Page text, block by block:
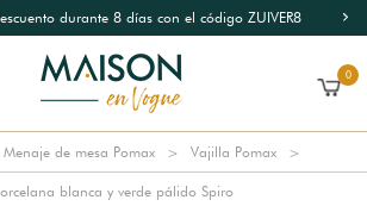
durante 8 días con el código ZUIVER8
0
Menaje de mesa Pomax Vajilla Pomax
blanca y verde pálido Spiro